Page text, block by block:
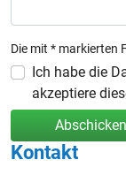
Die mit * markierten
Ich habe die
akzeptiere
Abschicken
Kontakt